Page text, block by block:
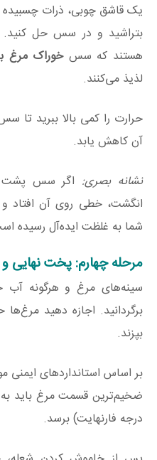
بتراشید و در سس حل
هستند که سسخوراک مرغ
لذیذ می‌کنند.
حرارت را کمی بالا ببرید
آن کاهش یابد.
نشانه بصری: اگر سس پشت
شما به غلظت ایده‌آل رسیده
مرحله چهارم: پخت
سینه‌های مرغ و هرگونه آب
بپزند.
درجه فارنهایت) برسد.